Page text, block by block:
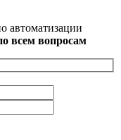
автоматизации
всем вопросам